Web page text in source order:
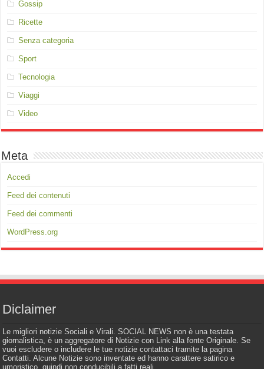
Gossip
Ricette
Senza categoria
Sport
Tecnologia
Viaggi
Video
Meta
Accedi
Feed dei contenuti
Feed dei commenti
WordPress.org
Diclaimer
Le migliori notizie Sociali e Virali. SOCIAL NEWS non è una testata
giornalistica, è un aggregatore di Notizie con Link alla fonte Originale. Se
vuoi escludere o includere le tue notizie contattaci tramite la pagina
Contatti. Alcune Notizie sono inventate ed hanno carattere satirico e
umoristico, quindi non conducibili a fatti reali.